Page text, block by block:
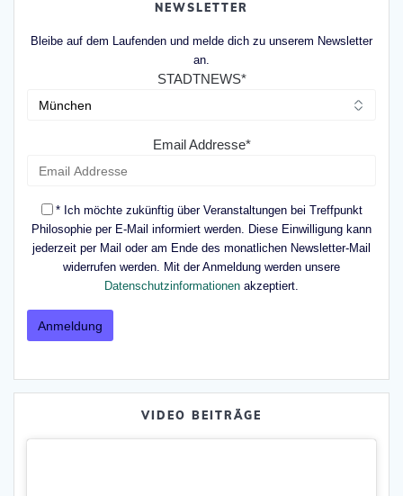
NEWSLETTER
Bleibe auf dem Laufenden und melde dich zu unserem Newsletter
an.
STADTNEWS*
Email Addresse*
* Ich möchte zukünftig über Veranstaltungen bei Treffpunkt
Philosophie per E-Mail informiert werden. Diese Einwilligung kann
jederzeit per Mail oder am Ende des monatlichen Newsletter-Mail
widerrufen werden. Mit der Anmeldung werden unsere
Datenschutzinformationen akzeptiert.
VIDEO BEITRÄGE